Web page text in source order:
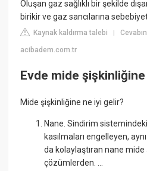
Oluşan gaz sağlıklı bir şekilde
birikir ve gaz sancılarına
Kaynak kaldırma talebi |
acibadem.com.tr
Evde mide
Mide şişkinliğine ne iyi gelir?
Nane. Sindirim
kasılmaları engelleyen,
da kolaylaştıran nane mide
çözümlerden. ...